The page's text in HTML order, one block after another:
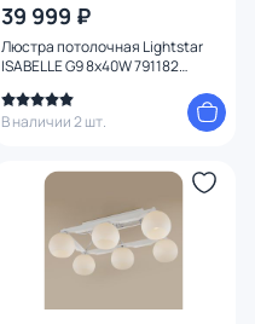
39 999 ₽
Люстра потолочная Lightstar
ISABELLE G9 8х40W 791182
В наличии 2 шт.